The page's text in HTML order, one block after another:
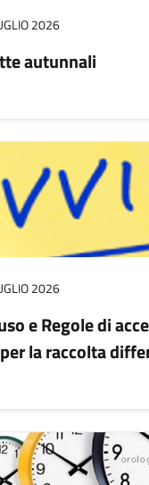
2026
autunnali
2026
e Regole di
la raccolta